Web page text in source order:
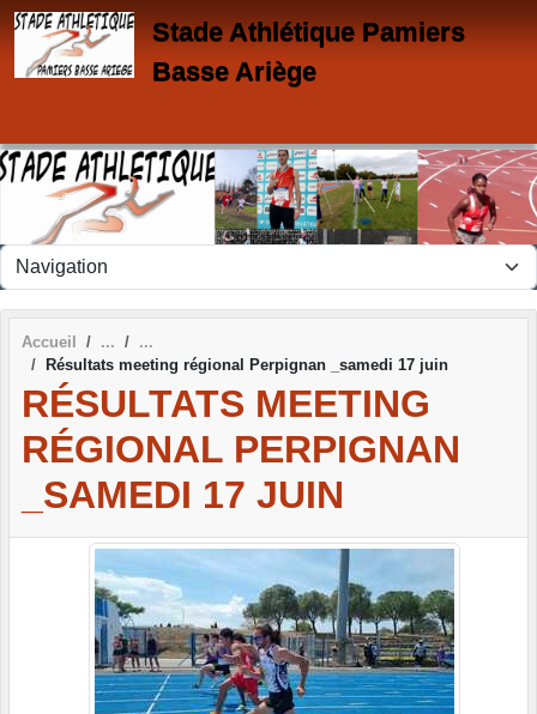
Stade Athlétique Pamiers
Basse Ariège
Accueil
Résultats meeting régional Perpignan _samedi 17 juin
RÉSULTATS MEETING
RÉGIONAL PERPIGNAN
_SAMEDI 17 JUIN
Panneau de gestion des cookies